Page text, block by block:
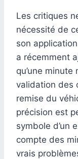
Les critiques
nécessité de
son
a récemment
qu’une minute
validation des
remise du
précision est
symbole d’un
compte des
vrais